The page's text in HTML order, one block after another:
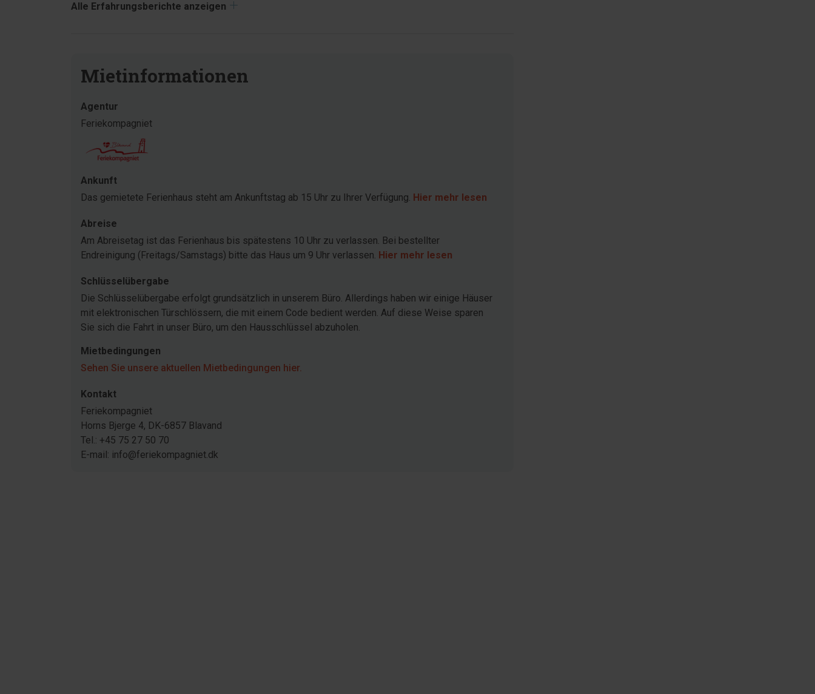
Alle Erfahrungsberichte anzeigen
Mietinformationen
Agentur
Feriekompagniet
Ankunft
Das gemietete Ferienhaus steht am Ankunftstag ab 15 Uhr zu Ihrer Verfügung. Hier mehr lesen
Abreise
Am Abreisetag ist das Ferienhaus bis spätestens 10 Uhr zu verlassen. Bei bestellter
Endreinigung (Freitags/Samstags) bitte das Haus um 9 Uhr verlassen. Hier mehr lesen
Schlüsselübergabe
Die Schlüsselübergabe erfolgt grundsätzlich in unserem Büro. Allerdings haben wir einige Häuser
mit elektronischen Türschlössern, die mit einem Code bedient werden. Auf diese Weise sparen
Sie sich die Fahrt in unser Büro, um den Hausschlüssel abzuholen.
Mietbedingungen
Sehen Sie unsere aktuellen Mietbedingungen hier.
Kontakt
Feriekompagniet
Horns Bjerge 4, DK-6857 Blavand
Tel.: +45 75 27 50 70
E-mail: info@feriekompagniet.dk